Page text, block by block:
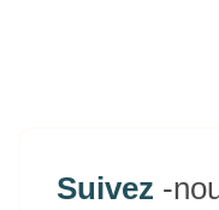
Suivez -